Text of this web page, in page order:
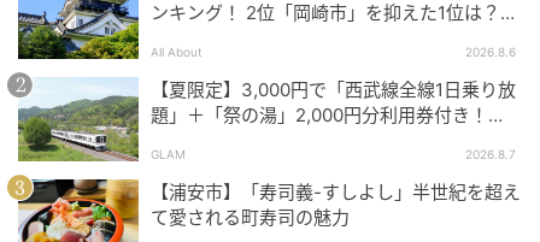
出典andpremium.jp
ンキング！ 2位「岡崎市」を抑えた1位は？
All About 2026.8.6
【夏限定】3,000円で「西武線全線1日乗り放
題」＋「祭の湯」2,000円分利用券付き！
光
GLAM 2026.8.7
【浦安市】「寿司義-すしよし」半世紀を超え
て愛される町寿司の魅力